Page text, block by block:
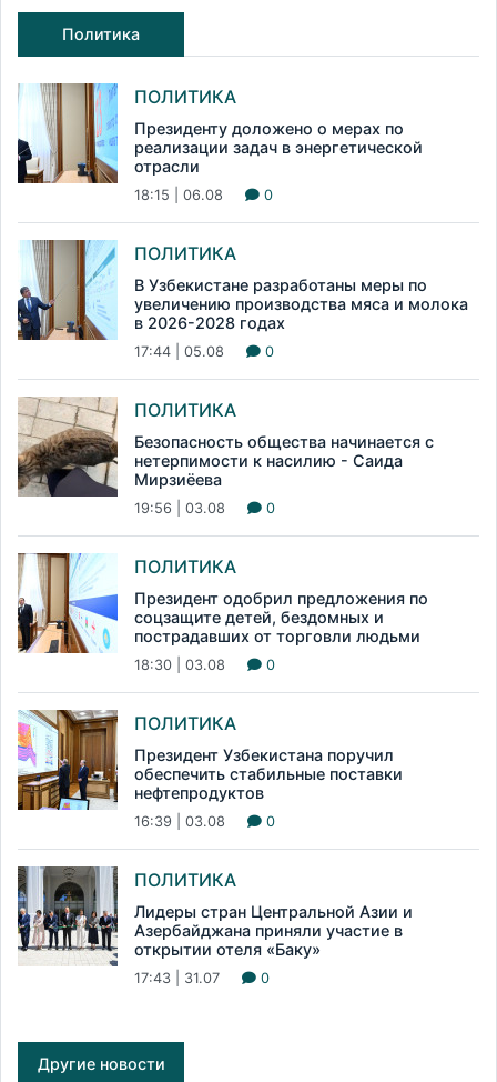
Политика
ПОЛИТИКА
Президенту доложено о мерах по
реализации задач в энергетической
отрасли
18:15 | 06.08 0
ПОЛИТИКА
В Узбекистане разработаны меры по
увеличению производства мяса и молока
в 2026-2028 годах
17:44 | 05.08 0
ПОЛИТИКА
Безопасность общества начинается с
нетерпимости к насилию - Саида
Мирзиёева
19:56 | 03.08 0
ПОЛИТИКА
Президент одобрил предложения по
соцзащите детей, бездомных и
пострадавших от торговли людьми
18:30 | 03.08 0
ПОЛИТИКА
Президент Узбекистана поручил
обеспечить стабильные поставки
нефтепродуктов
16:39 | 03.08 0
ПОЛИТИКА
Лидеры стран Центральной Азии и
Азербайджана приняли участие в
открытии отеля «Баку»
17:43 | 31.07 0
Другие новости